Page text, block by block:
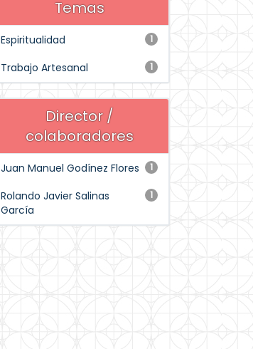
Temas
1
Espiritualidad
1
Trabajo Artesanal
Director /
colaboradores
1
Juan Manuel Godínez Flores
1
Rolando Javier Salinas
García